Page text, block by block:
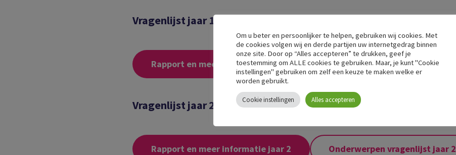
Vragenlijst jaar 1
Rapport en meer informatie jaar 1 Onderwerpen vragenlijst jaar 1
Vragenlijst jaar 2
Rapport en meer informatie jaar 2 Onderwerpen vragenlijst jaar 2
Om u beter en persoonlijker te helpen, gebruiken wij cookies. Met
de cookies volgen wij en derde partijen uw internetgedrag binnen
onze site. Door op “Alles accepteren” te drukken, geef je
toestemming om ALLE cookies te gebruiken. Maar, je kunt "Cookie
instellingen" gebruiken om zelf een keuze te maken welke er
worden gebruikt.
Cookie instellingen Alles accepteren